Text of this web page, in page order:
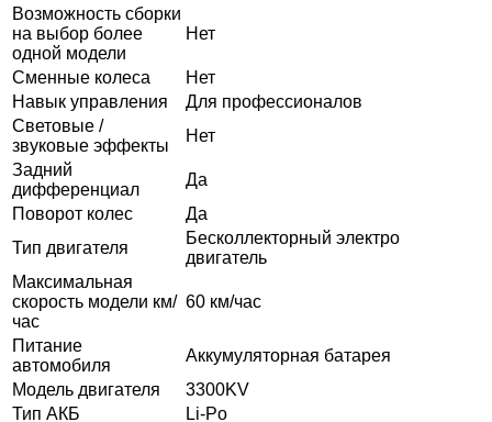
Возможность сборки
на выбор более
одной модели
Нет
Сменные колеса
Нет
Навык управления
Для профессионалов
Световые /
звуковые эффекты
Нет
Задний
дифференциал
Да
Поворот колес
Да
Тип двигателя
Бесколлекторный электро
двигатель
Максимальная
скорость модели км/
час
60 км/час
Питание
автомобиля
Аккумуляторная батарея
Модель двигателя
3300KV
Тип АКБ
Li-Po